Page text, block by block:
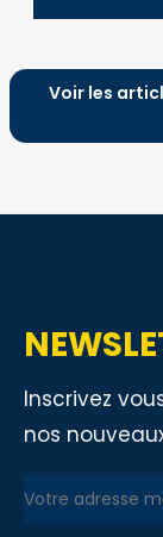
de calcul, les
du 1er janvier
Voir les
Inscrivez
nos